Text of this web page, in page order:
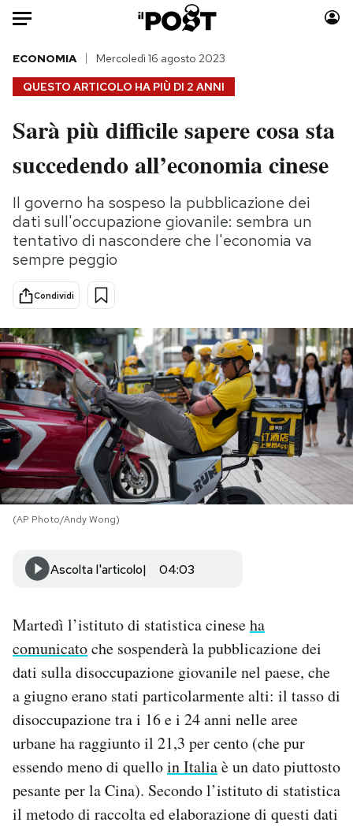
Auto
HOME
Italia
Politica
Tecnologia
Internet
Scienza
Cultura
Economia
Moda
Consumismi
Storie/Idee
Ok Boomer!
Media
PODCAST
NEWSLETTER
I MIEI PREFERITI
AREA PERSONALE
Area Personale
Newsletter
Notifiche mobile
Regala il Post
Hai bisogno di aiuto?
QUESTO ARTICOLO HA PIÙ DI 2 ANNI
ECONOMIA Mercoledì 16 agosto 2023
Sarà più difficile sapere cosa sta
succedendo all’economia cinese
Il governo ha sospeso la pubblicazione dei
dati sull'occupazione giovanile: sembra un
tentativo di nascondere che l'economia va
sempre peggio
Condividi
(AP Photo/Andy Wong)
Ascolta l'articolo 04:03
Martedì l’istituto di statistica cineseha
comunicatoche sospenderà la pubblicazione dei
dati sulla disoccupazione giovanile nel paese, che
a giugno erano stati particolarmente alti: il tasso di
disoccupazione tra i 16 e i 24 anni nelle aree
urbane ha raggiunto il 21,3 per cento (che pur
essendo meno di quelloin Italiaè un dato piuttosto
pesante per la Cina). Secondo l’istituto di statistica
il metodo di raccolta ed elaborazione di questi dati